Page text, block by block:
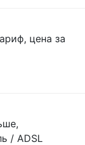
цена за
/ ADSL